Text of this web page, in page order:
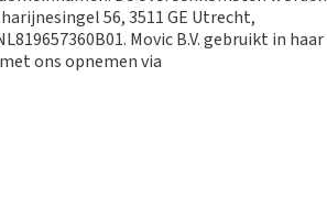
56, 3511 GE Utrecht,
Movic B.V. gebruikt in haar
ons opnemen via